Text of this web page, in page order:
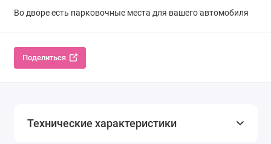
Во дворе есть парковочные места для вашего автомобиля
Поделиться
Технические характеристики